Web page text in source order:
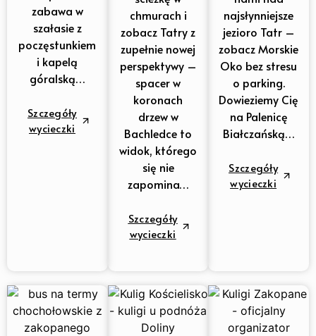
zabawa w
szałasie z
poczęstunkiem
i kapelą
góralską…
Szczegóły
wycieczki
chmurach i
zobacz Tatry z
zupełnie nowej
perspektywy –
spacer w
koronach
drzew w
Bachledce to
widok, którego
się nie
zapomina…
Szczegóły
wycieczki
najsłynniejsze
jezioro Tatr –
zobacz Morskie
Oko bez stresu
o parking.
Dowieziemy Cię
na Palenicę
Białczańską…
Szczegóły
wycieczki